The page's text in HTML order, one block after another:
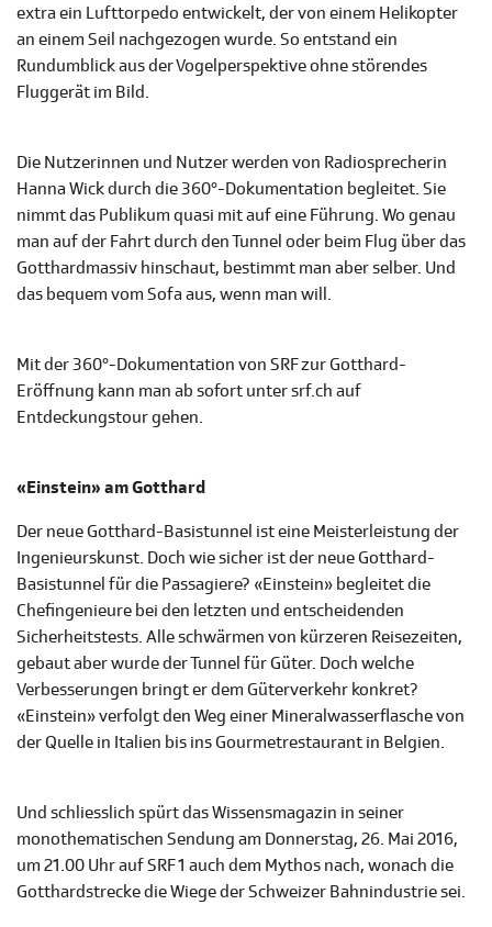
extra ein Lufttorpedo entwickelt, der von einem Helikopter
an einem Seil nachgezogen wurde. So entstand ein
Rundumblick aus der Vogelperspektive ohne störendes
Fluggerät im Bild.
Die Nutzerinnen und Nutzer werden von Radiosprecherin
Hanna Wick durch die 360°-Dokumentation begleitet. Sie
nimmt das Publikum quasi mit auf eine Führung. Wo genau
man auf der Fahrt durch den Tunnel oder beim Flug über das
Gotthardmassiv hinschaut, bestimmt man aber selber. Und
das bequem vom Sofa aus, wenn man will.
Mit der 360°-Dokumentation von SRF zur Gotthard-
Eröffnung kann man ab sofort unter srf.ch auf
Entdeckungstour gehen.
«Einstein» am Gotthard
Der neue Gotthard-Basistunnel ist eine Meisterleistung der
Ingenieurskunst. Doch wie sicher ist der neue Gotthard-
Basistunnel für die Passagiere? «Einstein» begleitet die
Chefingenieure bei den letzten und entscheidenden
Sicherheitstests. Alle schwärmen von kürzeren Reisezeiten,
gebaut aber wurde der Tunnel für Güter. Doch welche
Verbesserungen bringt er dem Güterverkehr konkret?
«Einstein» verfolgt den Weg einer Mineralwasserflasche von
der Quelle in Italien bis ins Gourmetrestaurant in Belgien.
Und schliesslich spürt das Wissensmagazin in seiner
monothematischen Sendung am Donnerstag, 26. Mai 2016,
um 21.00 Uhr auf SRF 1 auch dem Mythos nach, wonach die
Gotthardstrecke die Wiege der Schweizer Bahnindustrie sei.